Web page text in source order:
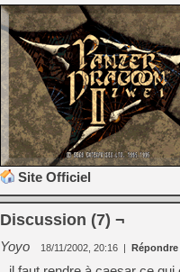
Site Officiel
Discussion (7) ¬
Yoyo 18/11/2002, 20:16 | Répondre